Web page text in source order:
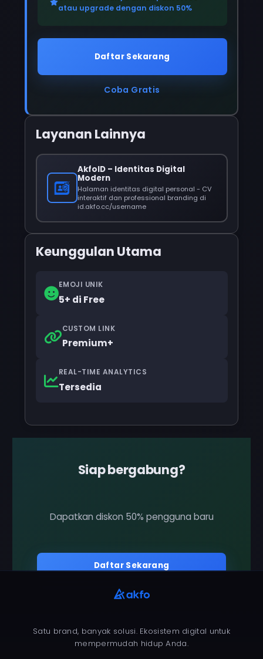
atau upgrade dengan diskon 50%
Daftar Sekarang
Coba Gratis
Layanan Lainnya
AkfoID – Identitas Digital
Modern
Halaman identitas digital personal - CV
interaktif dan professional branding di
id.akfo.cc/username
Keunggulan Utama
EMOJI UNIK
5+ di Free
CUSTOM LINK
Premium+
REAL-TIME ANALYTICS
Tersedia
Siap bergabung?
Dapatkan diskon 50% pengguna baru
Daftar Sekarang
Satu brand, banyak solusi. Ekosistem digital untuk
mempermudah hidup Anda.